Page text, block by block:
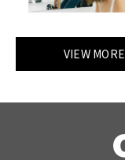
VIEW MORE